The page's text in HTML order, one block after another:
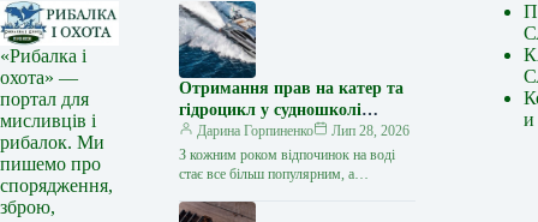
«Рибалка і
охота» —
портал для
мисливців і
рибалок. Ми
пишемо про
спорядження,
зброю,
Отримання прав на катер та
гідроцикл у судношколі
«Либідь-А»: від теорії до
іспиту
Дарина Горпиненко
Лип 28, 2026
З кожним роком відпочинок на воді
стає все більш популярним, а
чи гідроциклом відкриває нові
и